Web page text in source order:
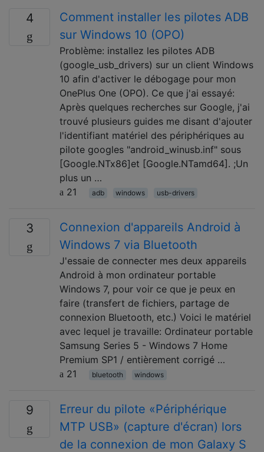
4
Comment installer les pilotes ADB
sur Windows 10 (OPO)
Problème: installez les pilotes ADB
(google_usb_drivers) sur un client Windows
10 afin d'activer le débogage pour mon
OnePlus One (OPO). Ce que j'ai essayé:
Après quelques recherches sur Google, j'ai
trouvé plusieurs guides me disant d'ajouter
l'identifiant matériel des périphériques au
pilote googles "android_winusb.inf" sous
[Google.NTx86]et [Google.NTamd64]. ;Un
plus un …
21
adb windows usb-drivers
3
Connexion d'appareils Android à
Windows 7 via Bluetooth
J'essaie de connecter mes deux appareils
Android à mon ordinateur portable
Windows 7, pour voir ce que je peux en
faire (transfert de fichiers, partage de
connexion Bluetooth, etc.) Voici le matériel
avec lequel je travaille: Ordinateur portable
Samsung Series 5 - Windows 7 Home
Premium SP1 / entièrement corrigé …
21
bluetooth windows
9
Erreur du pilote «Périphérique
MTP USB» (capture d'écran) lors
de la connexion de mon Galaxy S